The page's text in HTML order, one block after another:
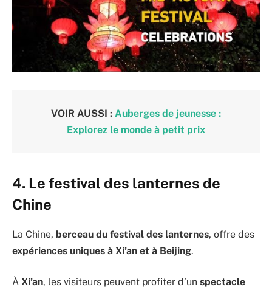
VOIR AUSSI : Auberges de jeunesse :
Explorez le monde à petit prix
4. Le festival des lanternes de
Chine
La Chine, berceau du festival des lanternes, offre des
expériences uniques à Xi’an et à Beijing.
À Xi’an, les visiteurs peuvent profiter d’un spectacle